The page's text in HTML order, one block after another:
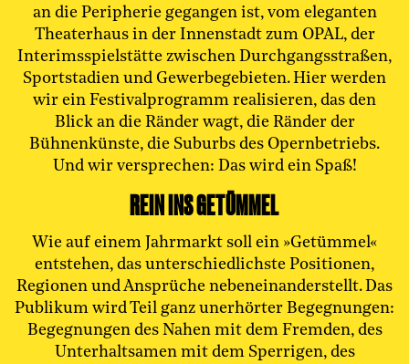
an die Peripherie gegangen ist, vom eleganten
Theaterhaus in der Innenstadt zum OPAL, der
Interimsspielstätte zwischen Durchgangsstraßen,
Sportstadien und Gewerbegebieten. Hier werden
wir ein Festivalprogramm realisieren, das den
Blick an die Ränder wagt, die Ränder der
Bühnenkünste, die Suburbs des Opernbetriebs.
Und wir versprechen: Das wird ein Spaß!
REIN INS GETÜMMEL
Wie auf einem Jahrmarkt soll ein »Getümmel«
entstehen, das unterschiedlichste Positionen,
Regionen und Ansprüche nebeneinanderstellt. Das
Publikum wird Teil ganz unerhörter Begegnungen:
Begegnungen des Nahen mit dem Fremden, des
Unterhaltsamen mit dem Sperrigen, des